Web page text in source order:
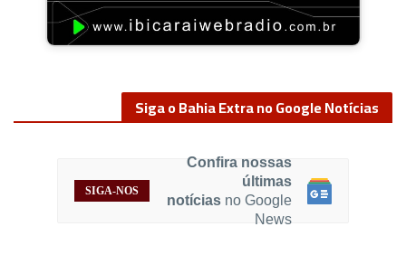
Siga o Bahia Extra no Google Notícias
Confira nossas
últimas
notíciasno Google
News
SIGA-NOS